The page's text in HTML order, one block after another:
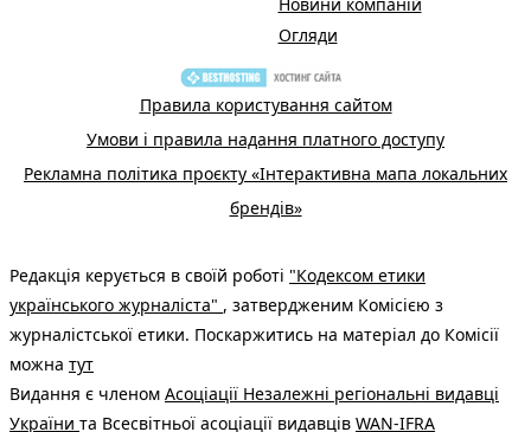
Огляди
Правила користування сайтом
Умови і правила надання платного доступу
Рекламна політика проєкту «Інтерактивна мапа локальних
брендів»
Редакція керується в своїй роботі "Кодексом етики
українського журналіста" , затвердженим Комісією з
журналістської етики. Поскаржитись на матеріал до Комісії
можна тут
Видання є членом Асоціації Незалежні регіональні видавці
України та Всесвітньої асоціації видавців WAN-IFRA